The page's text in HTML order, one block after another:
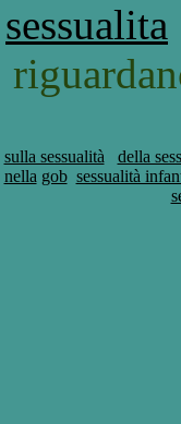
sessualita
sulla sessualità della
nella gob sessualità